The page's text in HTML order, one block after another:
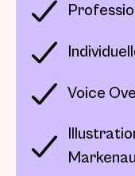
Voice